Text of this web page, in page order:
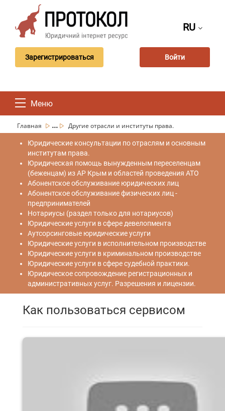
RU
Зарегистрироваться Войти
Меню
Главная ... Другие отрасли и институты права.
Юридические консультации по отраслям и основным
институтам права.
Юридическая помощь вынужденным переселенцам
(беженцам) из АР Крым и областей проведения АТО
Абонентское обслуживание юридических лиц
Абонентское обслуживание физических лиц -
предпринимателей
Нотариусы (раздел только для нотариусов)
Юридические услуги в сфере девелопмента
Аутсорсинговые юридические услуги
Юридические услуги в исполнительном производстве
Юридические услуги в криминальном производстве
Юридические услуги в сфере судебной практики.
Юридическое сопровождение регистрационных и
административных услуг. Разрешения и лицензии.
Как пользоваться сервисом